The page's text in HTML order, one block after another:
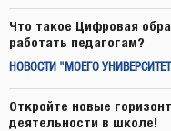
Что такое Цифровая
работать педагогам?
НОВОСТИ "МОЕГО
Откройте новые
деятельности в школе!